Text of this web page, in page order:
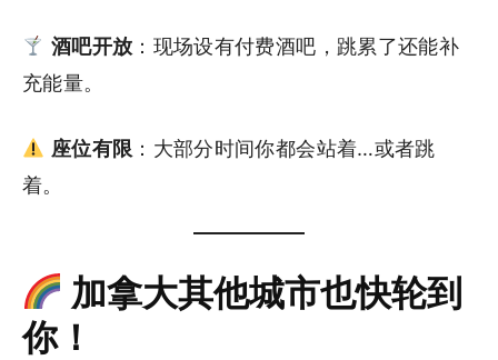
酒吧开放 ：现场设有付费酒吧，跳累了还能补
充能量。
座位有限 ：大部分时间你都会站着…或者跳
着。
加拿大其他城市也快轮到
你！